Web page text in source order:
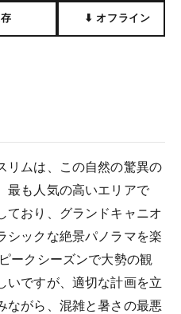
⬇ オフライン
リムは、この自然の驚異の
最も人気の高いエリアで
ており、グランドキャニオ
シックな絶景パノラマを楽
ークシーズンで大勢の観
いですが、適切な計画を立
ながら、混雑と暑さの最悪